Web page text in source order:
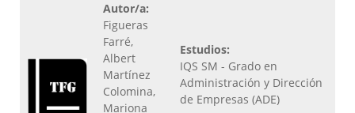
Autor/a:
Figueras
Farré,
Albert
Martínez
Colomina,
Mariona
Estudios:
IQS SM - Grado en
Administración y Dirección
de Empresas (ADE)